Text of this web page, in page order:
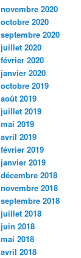
novembre 2020
octobre 2020
septembre 2020
juillet 2020
février 2020
janvier 2020
octobre 2019
août 2019
juillet 2019
mai 2019
avril 2019
février 2019
janvier 2019
décembre 2018
novembre 2018
septembre 2018
juillet 2018
juin 2018
mai 2018
avril 2018